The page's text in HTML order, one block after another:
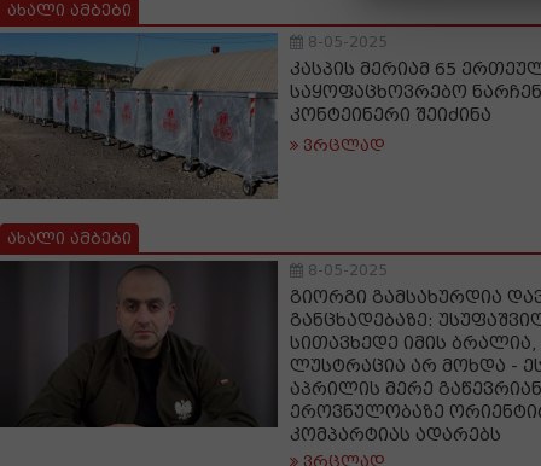
ახალი ამბები
8-05-2025
კასპის მერიამ 65
საყოფაცხოვრებო
კონტეინერი შეიძინა
ვრცლად
ახალი ამბები
8-05-2025
გიორგი გამსახურდია
განცხადებაზე:
სითავხედე იმის
ლუსტრაცია არ მოხდა -
აპრილის მერე
ეროვნულობაზე
კომპარტიას ადარებს
ვრცლად